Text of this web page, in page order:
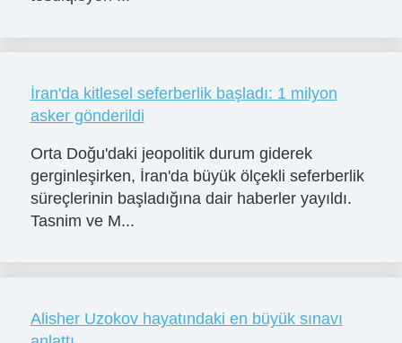
İran'da kitlesel seferberlik başladı: 1 milyon
asker gönderildi
Orta Doğu'daki jeopolitik durum giderek
gerginleşirken, İran'da büyük ölçekli seferberlik
süreçlerinin başladığına dair haberler yayıldı.
Tasnim ve M...
Alisher Uzokov hayatındaki en büyük sınavı